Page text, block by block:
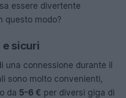
essere divertente
questo modo?
e sicuri
una connessione durante il
sono molto convenienti,
da 5-6 € per diversi giga di